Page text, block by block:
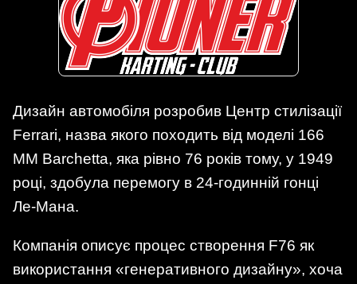
Дизайн автомобіля розробив Центр стилізації
Ferrari, назва якого походить від моделі 166
MM Barchetta, яка рівно 76 років тому, у 1949
році, здобула перемогу в 24-годинній гонці
Ле-Мана.
Компанія описує процес створення F76 як
використання «генеративного дизайну», хоча